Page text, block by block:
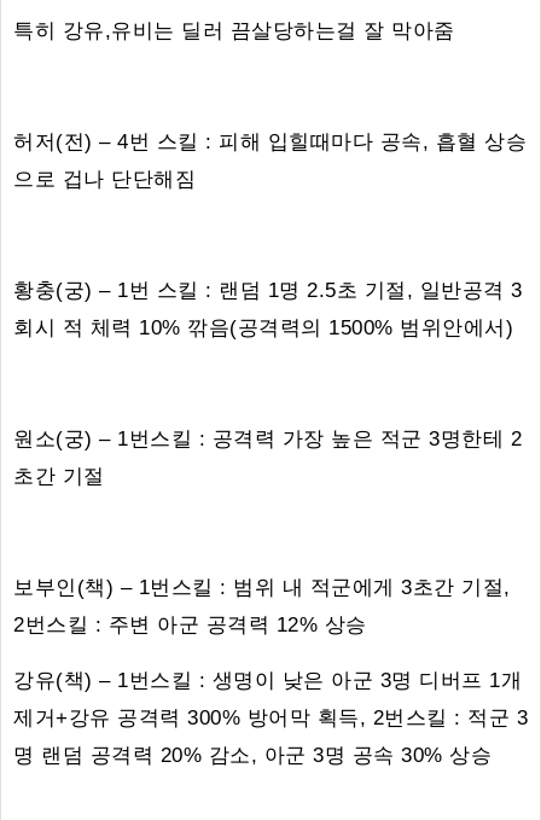
특히 강유,유비는 딜러 끔살당하는걸 잘 막아줌
허저(전) – 4번 스킬 : 피해 입힐때마다 공속, 흡혈 상승
으로 겁나 단단해짐
황충(궁) – 1번 스킬 : 랜덤 1명 2.5초 기절, 일반공격 3
회시 적 체력 10% 깎음(공격력의 1500% 범위안에서)
원소(궁) – 1번스킬 : 공격력 가장 높은 적군 3명한테 2
초간 기절
보부인(책) – 1번스킬 : 범위 내 적군에게 3초간 기절,
2번스킬 : 주변 아군 공격력 12% 상승
강유(책) – 1번스킬 : 생명이 낮은 아군 3명 디버프 1개
제거+강유 공격력 300% 방어막 획득, 2번스킬 : 적군 3
명 랜덤 공격력 20% 감소, 아군 3명 공속 30% 상승